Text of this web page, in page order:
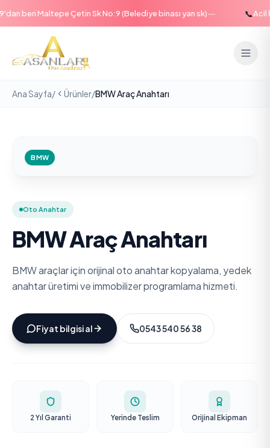
beri Maltepe Çetin Sk No:9 (Belediye binası yan sk)— Acil
Ana Sayfa/ Ürünler/BMW Araç Anahtarı
BMW
Oto Anahtar
BMW Araç Anahtarı
BMW araçlar için orijinal oto anahtar kopyalama, yedek
anahtar üretimi ve immobilizer programlama hizmeti.
Fiyat bilgisi al 0543 540 56 38
2 Yıl Garanti Yerinde Teslim Orijinal Ekipman